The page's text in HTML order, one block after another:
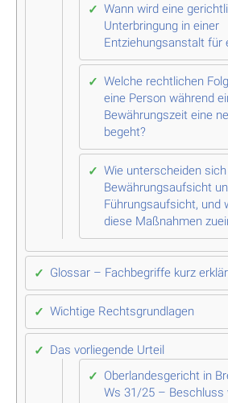
Wann wird eine
Unterbringung in einer
Entziehungsanstalt für
Welche rechtlichen
eine Person während
Bewährungszeit eine
begeht?
Wie unterscheiden
Bewährungsaufsicht
Führungsaufsicht, und
diese Maßnahmen
Glossar – Fachbegriffe kurz
Wichtige Rechtsgrundlagen
Das vorliegende Urteil
Oberlandesgericht in
Ws 31/25 – Beschluss